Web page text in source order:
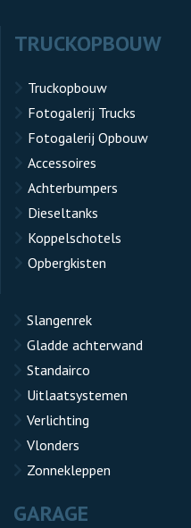
TRUCKOPBOUW
Truckopbouw
Fotogalerij Trucks
Fotogalerij Opbouw
Accessoires
Achterbumpers
Dieseltanks
Koppelschotels
Opbergkisten
Slangenrek
Gladde achterwand
Standairco
Uitlaatsystemen
Verlichting
Vlonders
Zonnekleppen
GARAGE